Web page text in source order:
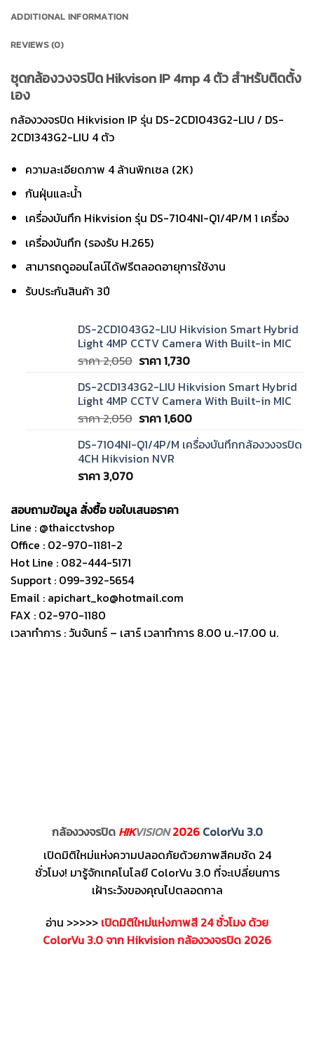
ADDITIONAL INFORMATION
REVIEWS (0)
ชุดกล้องวงจรปิด Hikvison IP 4mp 4 ตัว สำหรับติดตั้ง
เอง
กล้องวงจรปิด Hikvision IP รุ่น DS-2CD1043G2-LIU / DS-
2CD1343G2-LIU 4 ตัว
ความละเอียดภาพ 4 ล้านพิกเซล (2K)
กันฝุ่นและน้ำ
เครื่องบันทึก Hikvision รุ่น DS-7104NI-Q1/4P/M 1 เครื่อง
เครื่องบันทึก (รองรับ H.265)
สามารถดูออนไลน์ได้ฟรีตลอดอายุการใช้งาน
รับประกันสินค้า 3ปี
DS-2CD1043G2-LIU Hikvision Smart Hybrid
Light 4MP CCTV Camera With Built-in MIC
ราคา2,050 Original
was:
ราคา
2,050.
ราคา1,730Current
is:
ราคา
1,730.
DS-2CD1343G2-LIU Hikvision Smart Hybrid
Light 4MP CCTV Camera With Built-in MIC
ราคา2,050 Original
was:
ราคา
ราคา1,600Current
is:
DS-7104NI-Q1/4P/M เครื่องบันทึกกล้องวงจรปิด
4CH Hikvision NVR
ราคา 3,070
สอบถามข้อมูล สั่งซื้อ ขอใบเสนอราคา
Line : @thaicctvshop
Office : 02-970-1181-2
Hot Line : 082-444-5171
Support : 099-392-5654
Email : apichart_ko@hotmail.com
FAX : 02-970-1180
เวลาทำการ : วันจันทร์ – เสาร์ เวลาทำการ 8.00 น.-17.00 น.
กล้องวงจรปิด HIKVISION 2026 ColorVu 3.0
เปิดมิติใหม่แห่งความปลอดภัยด้วยภาพสีคมชัด 24
ชั่วโมง! มารู้จักเทคโนโลยี ColorVu 3.0 ที่จะเปลี่ยนการ
เฝ้าระวังของคุณไปตลอดกาล
อ่าน >>>>> เปิดมิติใหม่แห่งภาพสี 24 ชั่วโมง ด้วย
ColorVu 3.0 จาก Hikvision กล้องวงจรปิด 2026